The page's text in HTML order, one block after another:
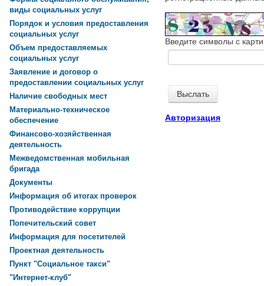
Введите символы с
Авторизация
виды социальных услуг
Порядок и условия предоставления
социальных услуг
Объем предоставляемых
социальных услуг
Заявление и договор о
предоставлении социальных услуг
Наличие свободных мест
Материально-техническое
обеспечение
Финансово-хозяйственная
деятельность
Межведомственная мобильная
бригада
Документы
Информация об итогах проверок
Противодействие коррупции
Попечительский совет
Информация для посетителей
Проектная деятельность
Пункт "Социальное такси"
"Интернет-клуб"